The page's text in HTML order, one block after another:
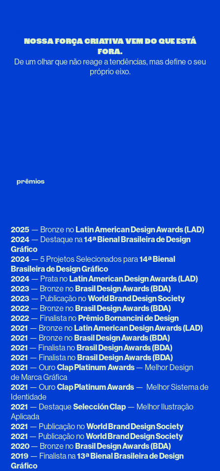
NOSSA FORÇA CRIATIVA VEM DO QUE ESTÁ
FORA.
De um olhar que não reage a tendências, mas define o seu
próprio eixo.
prêmios
2025 — Bronze noLatin American Design Awards (LAD)
2024 — Destaque na14ª Bienal Brasileira de Design
Gráfico
2024 — 5 Projetos Selecionados para14ª Bienal
Brasileira de Design Gráfico
2024 — Prata noLatin American Design Awards (LAD)
2023— Bronze noBrasil Design Awards (BDA)
2023 — Publicação noWorld Brand Design Society
2022 — Bronze noBrasil Design Awards (BDA)
2022 — Finalista noPrêmio Bornancini de Design
2021 — Bronze noLatin American Design Awards (LAD)
2021 — Bronze noBrasil Design Awards (BDA)
2021 — Finalista noBrasil Design Awards (BDA)
2021 — Finalista noBrasil Design Awards (BDA)
2021 — OuroClap PlatinumAwards— Melhor Design
de Marca Gráfica
2021 — OuroClap Platinum Awards — Melhor Sistema de
Identidade
2021 — DestaqueSelección Clap — Melhor Ilustração
Aplicada
2021 — Publicação noWorld Brand Design Society
2021 — Publicação noWorld Brand Design Society
2020— Bronze noBrasil Design Awards (BDA)
2019 — Finalista na13ª Bienal Brasileira de Design
Gráfico